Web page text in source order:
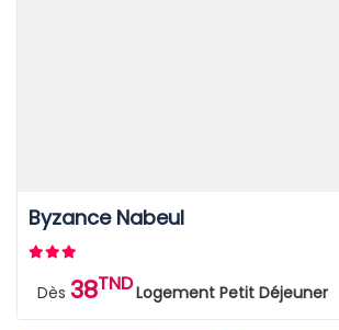
Byzance Nabeul
Dès 38TNDLogement Petit Déjeuner